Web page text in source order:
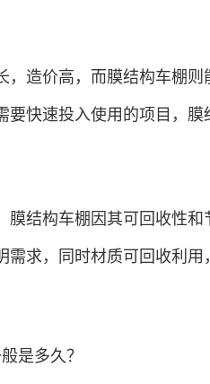
，造价高，而膜结构车棚
快速投入使用的项目，膜
膜结构车棚因其可回收性
求，同时材质可回收利用
是多久？